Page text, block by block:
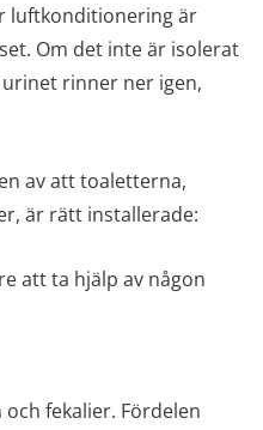
luftkonditionering är
Om det inte är isolerat
rinner ner igen,
av att toaletterna,
är rätt installerade:
att ta hjälp av någon
fekalier. Fördelen